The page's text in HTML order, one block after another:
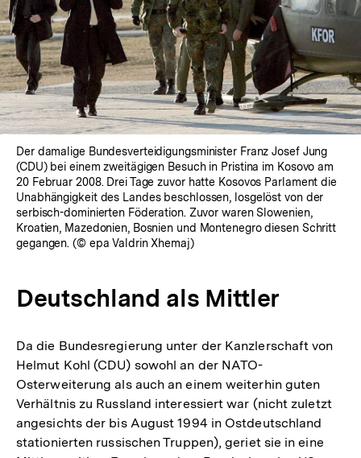
Der damalige Bundesverteidigungsminister Franz Josef Jung
(CDU) bei einem zweitägigen Besuch in Pristina im Kosovo am
20 Februar 2008. Drei Tage zuvor hatte Kosovos Parlament die
Unabhängigkeit des Landes beschlossen, losgelöst von der
serbisch-dominierten Föderation. Zuvor waren Slowenien,
Kroatien, Mazedonien, Bosnien und Montenegro diesen Schritt
gegangen. (© epa Valdrin Xhemaj)
Deutschland als Mittler
Da die Bundesregierung unter der Kanzlerschaft von
Helmut Kohl (CDU) sowohl an der NATO-
Osterweiterung als auch an einem weiterhin guten
Verhältnis zu Russland interessiert war (nicht zuletzt
angesichts der bis August 1994 in Ostdeutschland
stationierten russischen Truppen), geriet sie in eine